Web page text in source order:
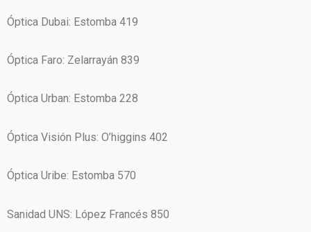
Óptica Dubai: Estomba 419
Óptica Faro: Zelarrayán 839
Óptica Urban: Estomba 228
Óptica Visión Plus: O’higgins 402
Óptica Uribe: Estomba 570
Sanidad UNS: López Francés 850